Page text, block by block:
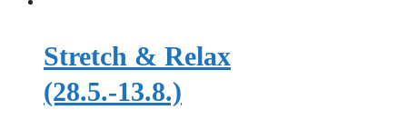
Stretch & Relax
(28.5.-13.8.)